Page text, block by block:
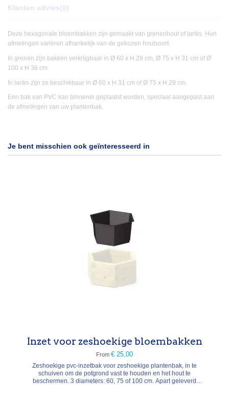
Klanten advies(0)
Deze hexagonale bloembakken zijn gemaakt van grenenhout of lariks. Hun
afmetingen variëren afhankelijk van de gekozen houtsoort.
In grenen zijn bakken verkrijgbaar in Ø 60 x H 29 cm, Ø 75 x H 31 cm of Ø
100 x H 38 cm.
In lariks zijn ze beschikbaar in Ø 60 x H 31 cm of Ø 75 x H 29 cm.
Een bak van PVC kan binnenin geplaatst worden, speciaal aangepast aan
de afmetingen van uw plantenbak.
Je bent misschien ook geïnteresseerd in
Inzet voor zeshoekige bloembakken
From € 25,00
Zeshoekige pvc-inzetbak voor zeshoekige plantenbak, in te
schuiven om de potgrond vast te houden en het hout te
beschermen. 3 diameters: 60, 75 of 100 cm. Apart geleverd